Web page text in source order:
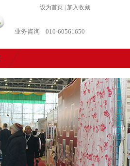
设为首页 加入收藏
业务咨询 010-60561650